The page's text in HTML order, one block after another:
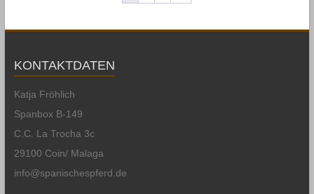
KONTAKTDATEN
Katja Fröhlich
Spanbox B-149
C.C. La Trocha 3c
29100 Coin/ Malaga
info@spanischespferd.de